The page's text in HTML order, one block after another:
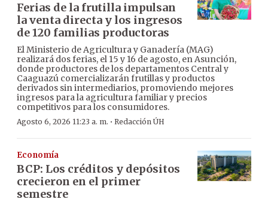
Ferias de la frutilla impulsan
la venta directa y los ingresos
de 120 familias productoras
El Ministerio de Agricultura y Ganadería (MAG)
realizará dos ferias, el 15 y 16 de agosto, en Asunción,
donde productores de los departamentos Central y
Caaguazú comercializarán frutillas y productos
derivados sin intermediarios, promoviendo mejores
ingresos para la agricultura familiar y precios
competitivos para los consumidores.
Agosto 6, 2026 11:23 a. m. · Redacción ÚH
Economía
BCP: Los créditos y depósitos
crecieron en el primer
semestre